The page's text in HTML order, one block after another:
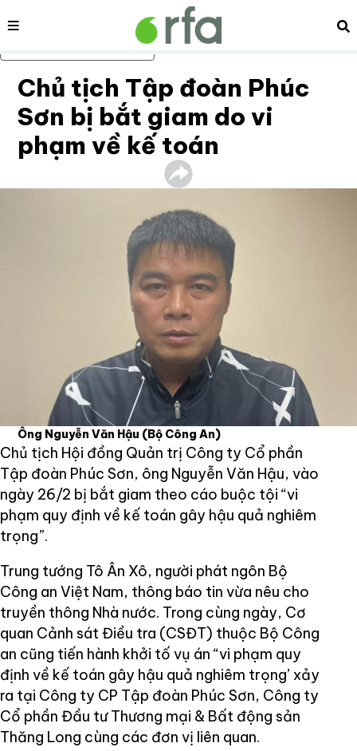
Bỏ qua nội dung chính
Nội dung
Chủ tịch Tập đoàn Phúc
Sơn bị bắt giam do vi
phạm về kế toán
Ông Nguyễn Văn Hậu (Bộ Công An)
Chủ tịch Hội đồng Quản trị Công ty Cổ phần
Tập đoàn Phúc Sơn, ông Nguyễn Văn Hậu, vào
ngày 26/2 bị bắt giam theo cáo buộc tội “vi
phạm quy định về kế toán gây hậu quả nghiêm
trọng”.
Trung tướng Tô Ân Xô, người phát ngôn Bộ
Công an Việt Nam, thông báo tin vừa nêu cho
truyền thông Nhà nước. Trong cùng ngày, Cơ
quan Cảnh sát Điều tra (CSĐT) thuộc Bộ Công
an cũng tiến hành khởi tố vụ án “vi phạm quy
định về kế toán gây hậu quả nghiêm trọng’ xảy
ra tại Công ty CP Tập đoàn Phúc Sơn, Công ty
Cổ phần Đầu tư Thương mại & Bất động sản
Thăng Long cùng các đơn vị liên quan.